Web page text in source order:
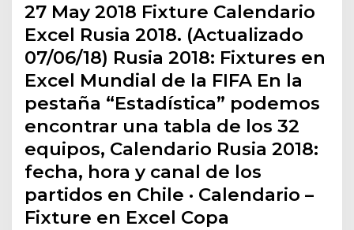
27 May 2018 Fixture Calendario
Excel Rusia 2018. (Actualizado
07/06/18) Rusia 2018: Fixtures en
Excel Mundial de la FIFA En la
pestaña “Estadística” podemos
encontrar una tabla de los 32
equipos, Calendario Rusia 2018:
fecha, hora y canal de los
partidos en Chile · Calendario –
Fixture en Excel Copa